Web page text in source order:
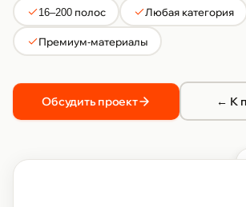
16–200 полос Любая категория
Премиум-материалы
Обсудить проект ← К